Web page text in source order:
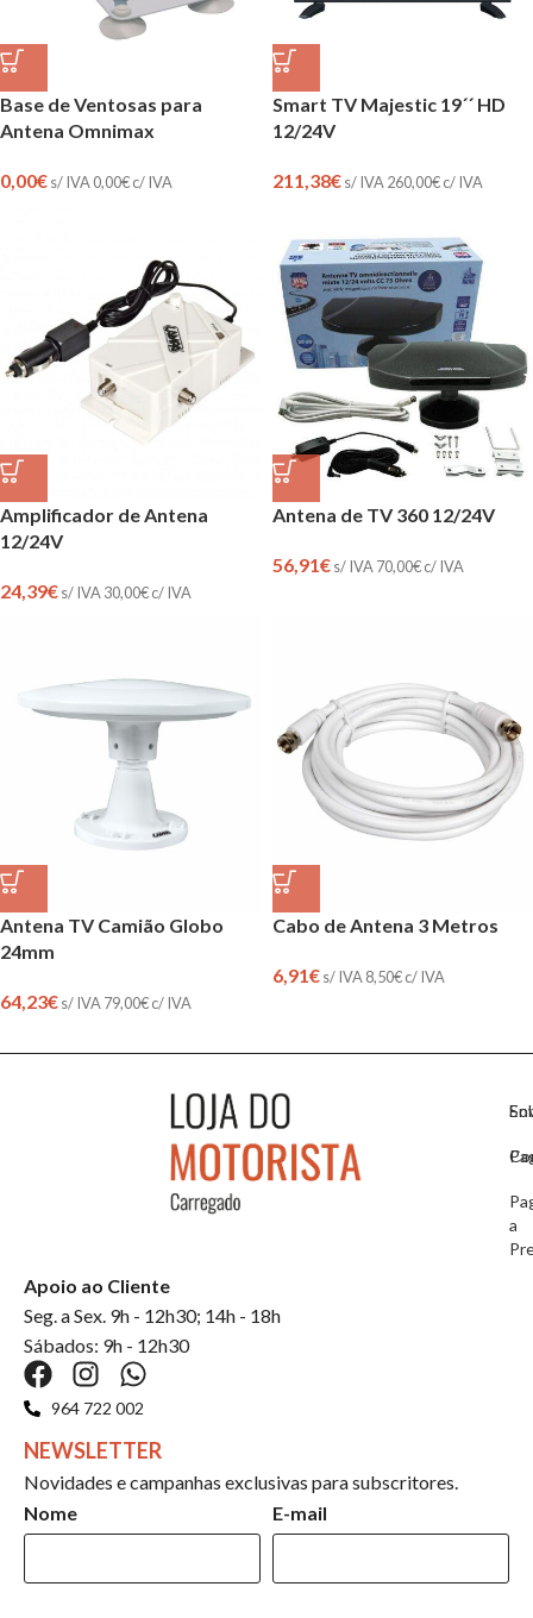
Base de Ventosas para
Antena Omnimax
0,00€s/ IVA 0,00€c/ IVA
Smart TV Majestic 19´´ HD
12/24V
211,38€s/ IVA 260,00€c/ IVA
Amplificador de Antena
12/24V
24,39€s/ IVA 30,00€c/ IVA
Antena de TV 360 12/24V
56,91€s/ IVA 70,00€c/ IVA
Antena TV Camião Globo
24mm
64,23€s/ IVA 79,00€c/ IVA
Cabo de Antena 3 Metros
6,91€s/ IVA 8,50€c/ IVA
a
Apoio ao Cliente
Seg. a Sex. 9h - 12h30; 14h - 18h
Sábados: 9h - 12h30
964 722 002
NEWSLETTER
Novidades e campanhas exclusivas para subscritores.
Nome
E-mail